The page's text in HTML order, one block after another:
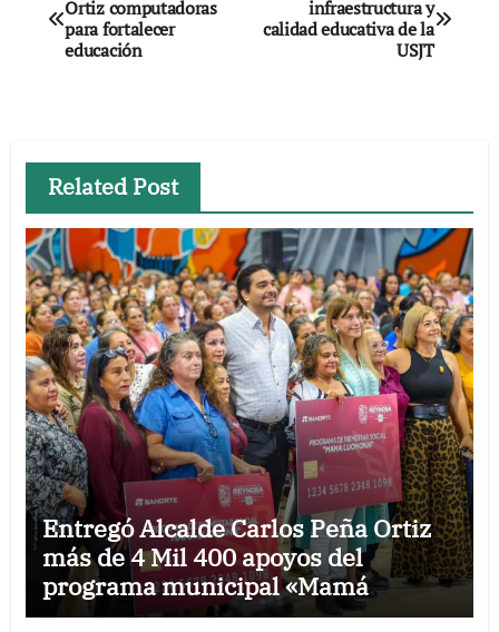
de
entradas
Ortiz computadoras
para fortalecer
educación
infraestructura y
calidad educativa de la
USJT
Related Post
Entregó Alcalde Carlos Peña Ortiz
más de 4 Mil 400 apoyos del
programa municipal «Mamá
Luchona»